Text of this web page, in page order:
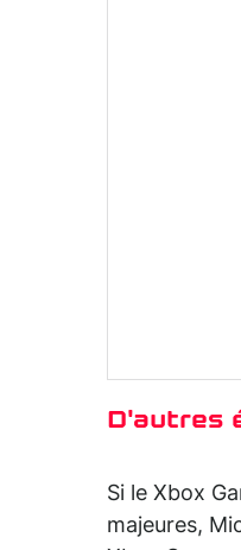
D'autres
Si le Xbox
majeures,